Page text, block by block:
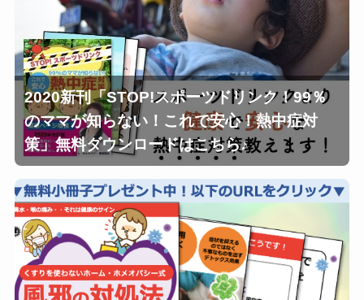
2020新刊「STOP!スポーツドリンク！99％
のママが知らない！これで安心！熱中症対
策」無料ダウンロードはこちら♪